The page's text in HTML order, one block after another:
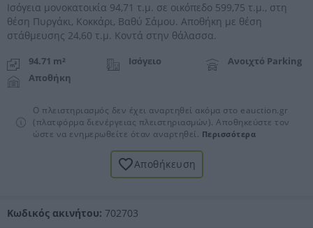
Ισόγεια μονοκατοικία 94,71 τ.μ. σε οικόπεδο 599,75 τ.μ., στη
θέση Πυργάκι, Κοκκάρι, Βαθύ Σάμου. Αποθήκη με θέση
στάθμευσης 24,60 τ.μ. Κοντά στην θάλασσα.
94.71 m² Ισόγειο
Ανοιχτό Parking
Αποθήκη
Ο πλειστηριασμός δεν έχει αναρτηθεί ακόμα στο eauction.gr
(πλατφόρμα διενέργειας πλειστηριασμών). Αποθηκεύστε τον
ώστε να ενημερωθείτε όταν αναρτηθεί. Περισσότερα
Αποθήκευση
Κωδικός ακινήτου: 702703